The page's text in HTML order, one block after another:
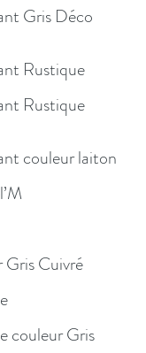
Gris Déco
Rustique
Rustique
couleur laiton
Gris Cuivré
couleur Gris